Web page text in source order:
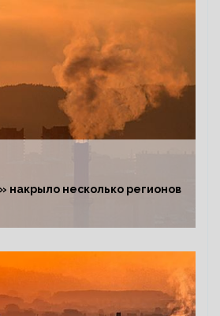
накрыло несколько регионов